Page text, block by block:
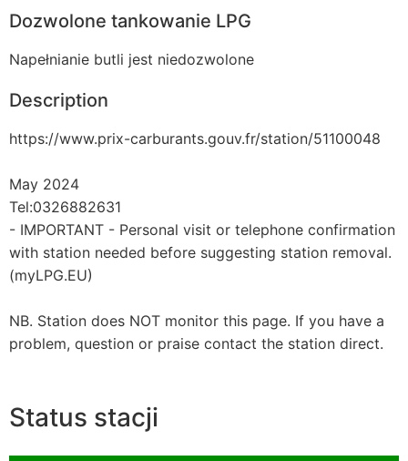
Dozwolone tankowanie LPG
Napełnianie butli jest niedozwolone
Description
https://www.prix-carburants.gouv.fr/station/51100048
May 2024
Tel:0326882631
- IMPORTANT - Personal visit or telephone confirmation
with station needed before suggesting station removal.
(myLPG.EU)
NB. Station does NOT monitor this page. If you have a
problem, question or praise contact the station direct.
Status stacji